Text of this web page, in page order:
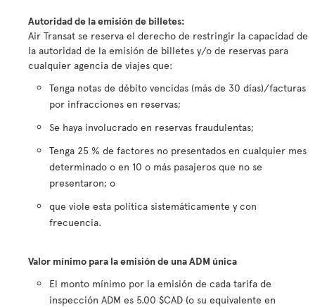
Autoridad de la emisión de billetes:
Air Transat se reserva el derecho de restringir la capacidad de
la autoridad de la emisión de billetes y/o de reservas para
cualquier agencia de viajes que:
Tenga notas de débito vencidas (más de 30 días)/facturas
por infracciones en reservas;
Se haya involucrado en reservas fraudulentas;
Tenga 25 % de factores no presentados en cualquier mes
determinado o en 10 o más pasajeros que no se
presentaron; o
que viole esta política sistemáticamente y con
frecuencia.
Valor mínimo para la emisión de una ADM única
El monto mínimo por la emisión de cada tarifa de
inspección ADM es 5.00 $CAD (o su equivalente en